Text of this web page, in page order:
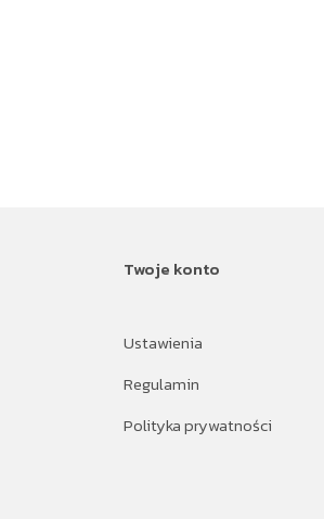
Twoje konto
Ustawienia
Regulamin
Polityka prywatności